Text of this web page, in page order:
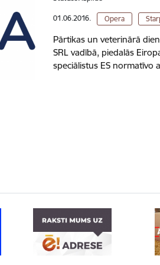
01.06.2016. Opera
Pārtikas un veterinārā
SRL vadībā, piedalās
speciālistus ES